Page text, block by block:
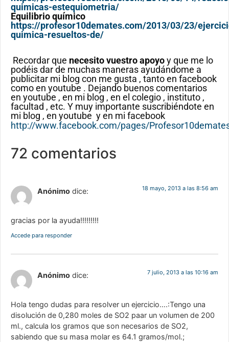
quimicas-estequiometria/
Equilibrio químico
https://profesor10demates.com/2013/03/23/
quimica-resueltos-de/
Recordar que necesito vuestro apoyoy que me lo
podéis dar de muchas maneras ayudándome a
publicitar mi blog con me gusta , tanto en facebook
como en youtube . Dejando buenos comentarios
en youtube , en mi blog , en el colegio , instituto ,
facultad , etc. Y muy importante suscribiéndote en
mi blog , en youtube y en mi facebook
http://www.facebook.com/pages/
72 comentarios
Anónimo dice: 18 mayo, 2013 a las 8:56 am
gracias por la ayuda!!!!!!!!!
Accede para responder
Anónimo dice: 7 julio, 2013 a las 10:16 am
Hola tengo dudas para resolver un ejercicio….:Tengo una
disolución de 0,280 moles de SO2 paar un volumen de 200
ml., calcula los gramos que son necesarios de SO2,
sabiendo que su masa molar es 64.1 gramos/mol.;